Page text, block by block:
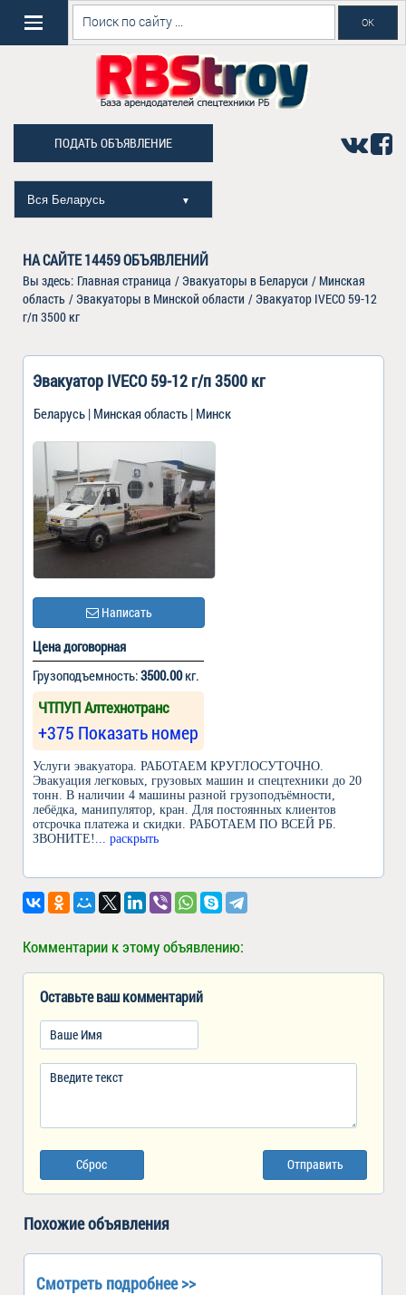
ПОДАТЬ ОБЪЯВЛЕНИЕ
Вся Беларусь ▼
НА САЙТЕ14459ОБЪЯВЛЕНИЙ
Вы здесь: Главная страница / Эвакуаторы в Беларуси / Минская
область / Эвакуаторы в Минской области / Эвакуатор IVECO 59-12
г/п 3500 кг
Эвакуатор IVECO 59-12 г/п 3500 кг
Беларусь | Минская область | Минск
Написать
Цена договорная
Грузоподъемность:3500.00кг.
ЧТПУП Алтехнотранс
+375 Показать номер
Услуги эвакуатора. РАБОТАЕМ КРУГЛОСУТОЧНО.
Эвакуация легковых, грузовых машин и спецтехники до 20
тонн. В наличии 4 машины разной грузоподъёмности,
лебёдка, манипулятор, кран. Для постоянных клиентов
отсрочка платежа и скидки. РАБОТАЕМ ПО ВСЕЙ РБ.
ЗВОНИТЕ! ... раскрыть
Комментарии к этому объявлению:
Оставьте ваш комментарий
Сброс Отправить
Похожие объявления
Смотреть подробнее >>